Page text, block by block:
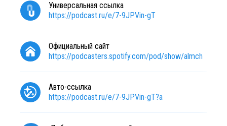
Универсальная ссылка
https://podcast.ru/e/7-9JPVin-gT
Официальный сайт
https://podcasters.spotify.com/pod/show/almch
Авто-ссылка
https://podcast.ru/e/7-9JPVin-gT?a